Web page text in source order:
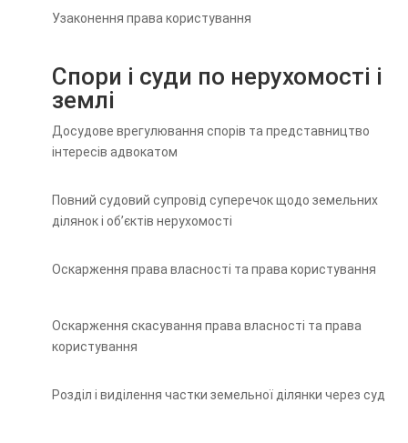
Узаконення права користування
Спори і суди по нерухомості і
землі
Досудове врегулювання спорів та представництво
інтересів адвокатом
Повний судовий супровід суперечок щодо земельних
ділянок і об’єктів нерухомості
Оскарження права власності та права користування
Оскарження скасування права власності та права
користування
Розділ і виділення частки земельної ділянки через суд